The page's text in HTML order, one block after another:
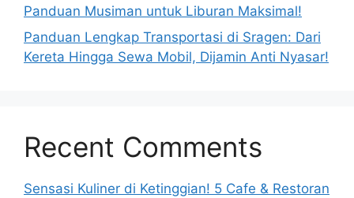
Panduan Musiman untuk Liburan Maksimal!
Panduan Lengkap Transportasi di Sragen: Dari
Kereta Hingga Sewa Mobil, Dijamin Anti Nyasar!
Recent Comments
Sensasi Kuliner di Ketinggian! 5 Cafe & Restoran